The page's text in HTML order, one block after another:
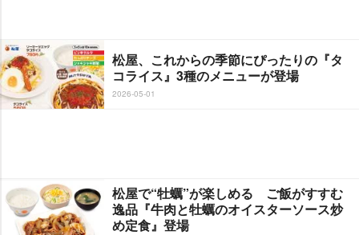
松屋、これからの季節にぴったりの『タ
コライス』3種のメニューが登場
2026-05-01
松屋で“牡蠣”が楽しめる ご飯がすすむ
逸品『牛肉と牡蠣のオイスターソース炒
め定食』登場